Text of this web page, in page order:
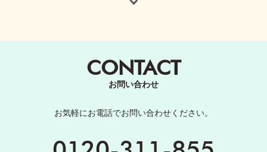
CONTACT
お問い合わせ
お気軽にお電話でお問い合わせください。